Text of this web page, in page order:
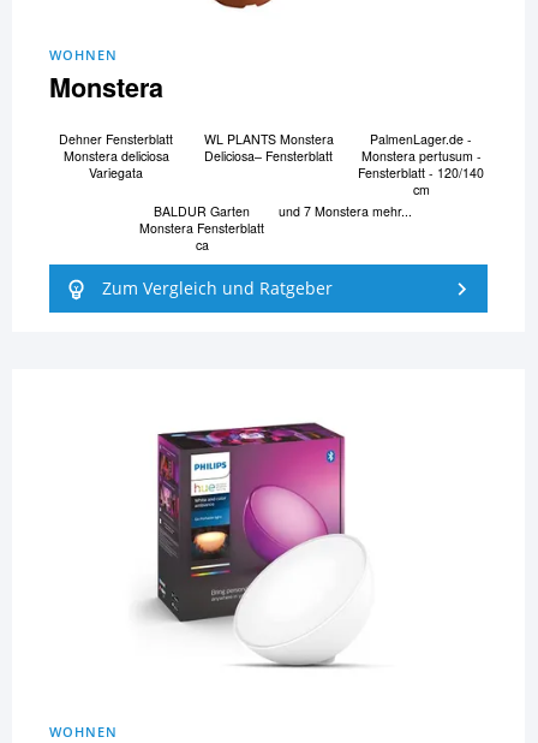
WOHNEN
Monstera
Dehner Fensterblatt
Monstera deliciosa
Variegata
WL PLANTS Monstera
Deliciosa– Fensterblatt
PalmenLager.de -
Monstera pertusum -
Fensterblatt - 120/140
cm
BALDUR Garten
Monstera Fensterblatt
ca
und 7 Monstera mehr...
Zum Vergleich und Ratgeber
WOHNEN